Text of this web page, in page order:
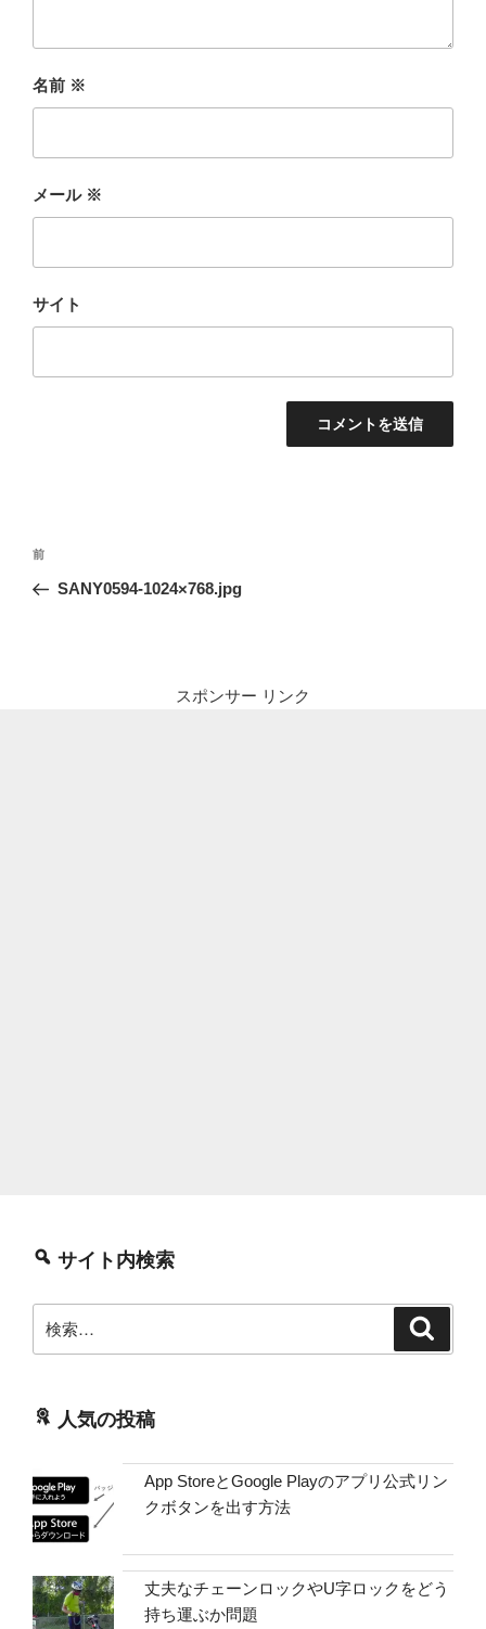
名前 ※
メール ※
サイト
投
ナ
前
の
前
SANY0594-1024×768.jpg
スポンサー リンク
サイト内検索
索:
人気の投稿
App StoreとGoogle Playのアプリ公式リン
クボタンを出す方法
丈夫なチェーンロックやU字ロックをどう
持ち運ぶか問題